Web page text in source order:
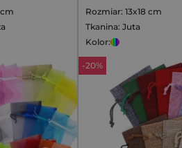
Rozmiar: 13x18 cm
Tkanina: Juta
Kolor:
-20%